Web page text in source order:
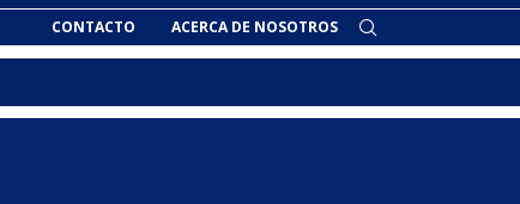
CONTACTO ACERCA DE NOSOTROS